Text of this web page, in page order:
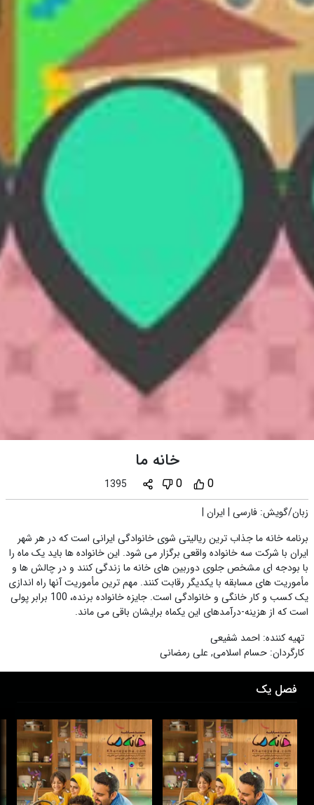
خانه ما
0
0
1395
زبان/گویش: فارسی | ایران |
برنامه خانه ما جذاب ترین ریالیتی شوی خانوادگی ایرانی است که در هر شهر
ایران با شرکت سه خانواده واقعی برگزار می شود. این خانواده ها باید یک ماه را
با بودجه ای مشخص جلوی دوربین های خانه ما زندگی کنند و در چالش ها و
مأموریت های مسابقه با یکدیگر رقابت کنند. مهم ترین مأموریت آنها راه اندازی
یک کسب و کار خانگی و خانوادگی است. جایزه خانواده برنده، 100 برابر پولی
است که از هزینه-درآمدهای این یکماه برایشان باقی می ماند.
تهیه کننده: احمد شفیعی
کارگردان: حسام اسلامی, علی رمضانی
فصل یک